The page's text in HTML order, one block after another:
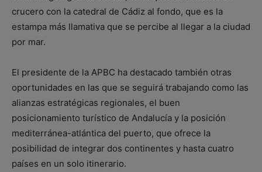
crucero con la catedral de Cádiz al fondo, que es la
estampa más llamativa que se percibe al llegar a la ciudad
por mar.
El presidente de la APBC ha destacado también otras
oportunidades en las que se seguirá trabajando como las
alianzas estratégicas regionales, el buen
posicionamiento turístico de Andalucía y la posición
mediterránea-atlántica del puerto, que ofrece la
posibilidad de integrar dos continentes y hasta cuatro
países en un solo itinerario.